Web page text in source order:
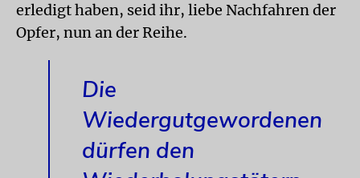
erledigt haben, seid ihr, liebe Nachfahren der
Opfer, nun an der Reihe.
Die
Wiedergutgewordenen
dürfen den